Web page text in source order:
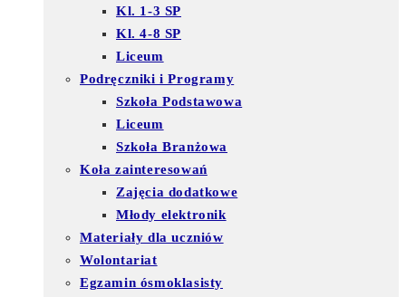
Kl. 1-3 SP
Kl. 4-8 SP
Liceum
Podręczniki i Programy
Szkoła Podstawowa
Liceum
Szkoła Branżowa
Koła zainteresowań
Zajęcia dodatkowe
Młody elektronik
Materiały dla uczniów
Wolontariat
Egzamin ósmoklasisty